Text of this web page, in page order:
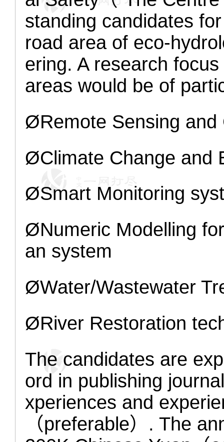
standing candidates
road area of eco-
ering. A research
areas would be of
ØRemote Sensing and
ØClimate Change and
ØSmart Monitoring
ØNumeric Modelling
an system
ØWater/Wastewater
ØRiver Restoration
The candidates are
ord in publishing
xperiences and
（preferable）. The